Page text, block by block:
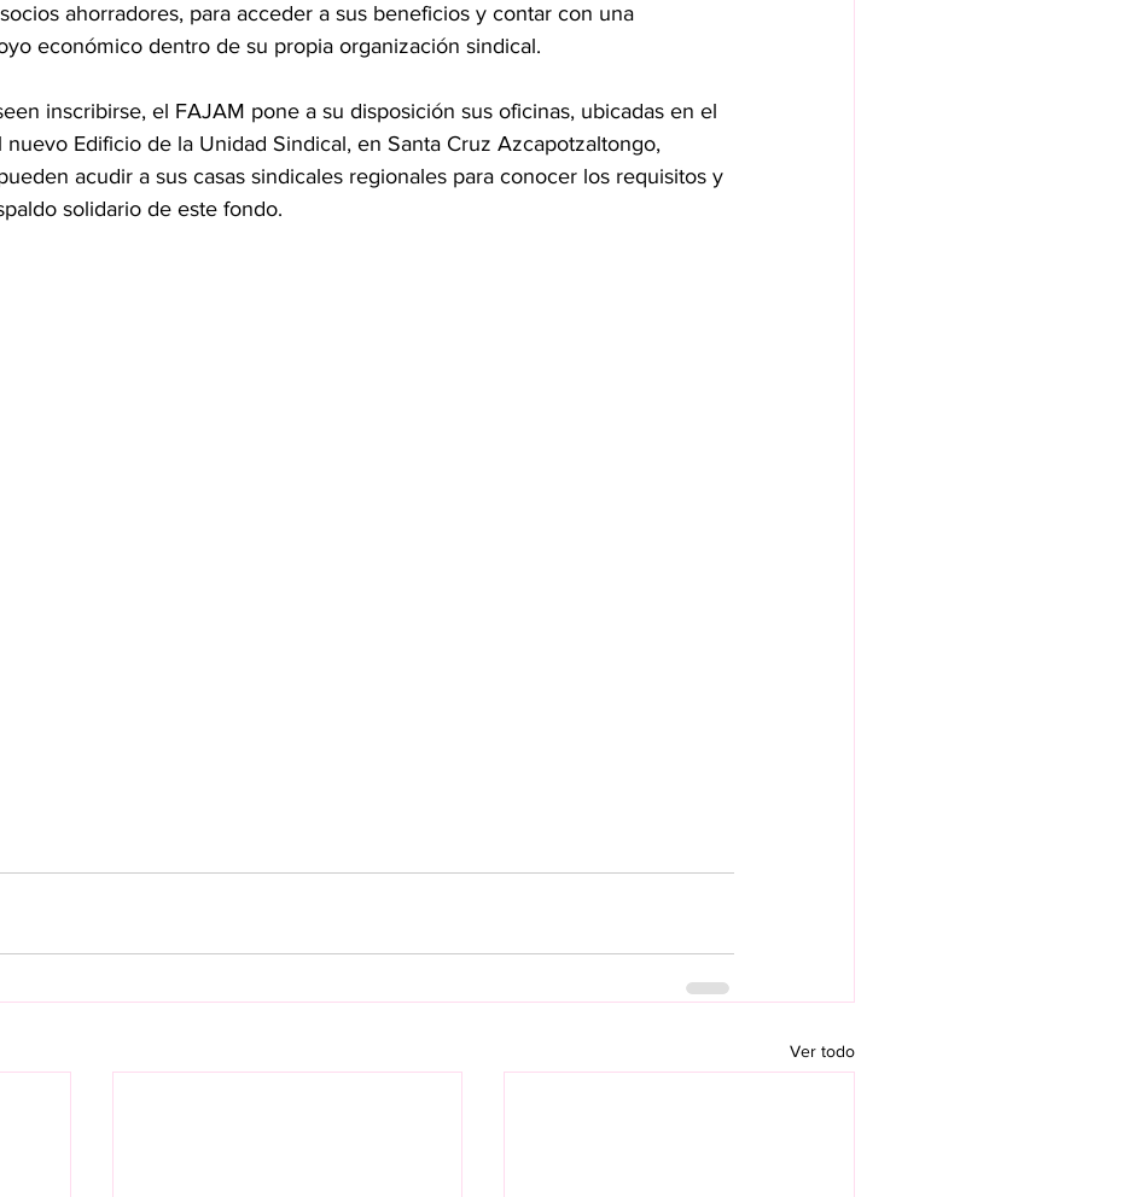
ahorradores, para acceder a sus beneficios y contar con una
económico dentro de su propia organización sindical.
inscribirse, el FAJAM pone a su disposición sus oficinas, ubicadas en el
Edificio de la Unidad Sindical, en Santa Cruz Azcapotzaltongo,
acudir a sus casas sindicales regionales para conocer los requisitos y
solidario de este fondo.
Ver todo